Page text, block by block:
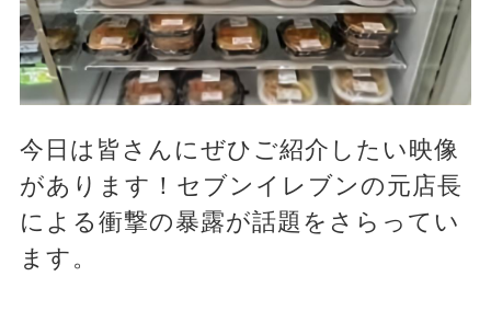
今日は皆さんにぜひご紹介したい映像
があります！セブンイレブンの元店長
による衝撃の暴露が話題をさらってい
ます。